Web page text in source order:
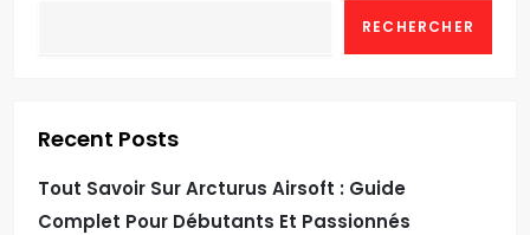
RECHERCHER
Recent Posts
Tout Savoir Sur Arcturus Airsoft : Guide
Complet Pour Débutants Et Passionnés